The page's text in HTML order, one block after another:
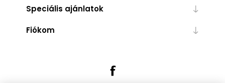
Speciális ajánlatok
Fiókom